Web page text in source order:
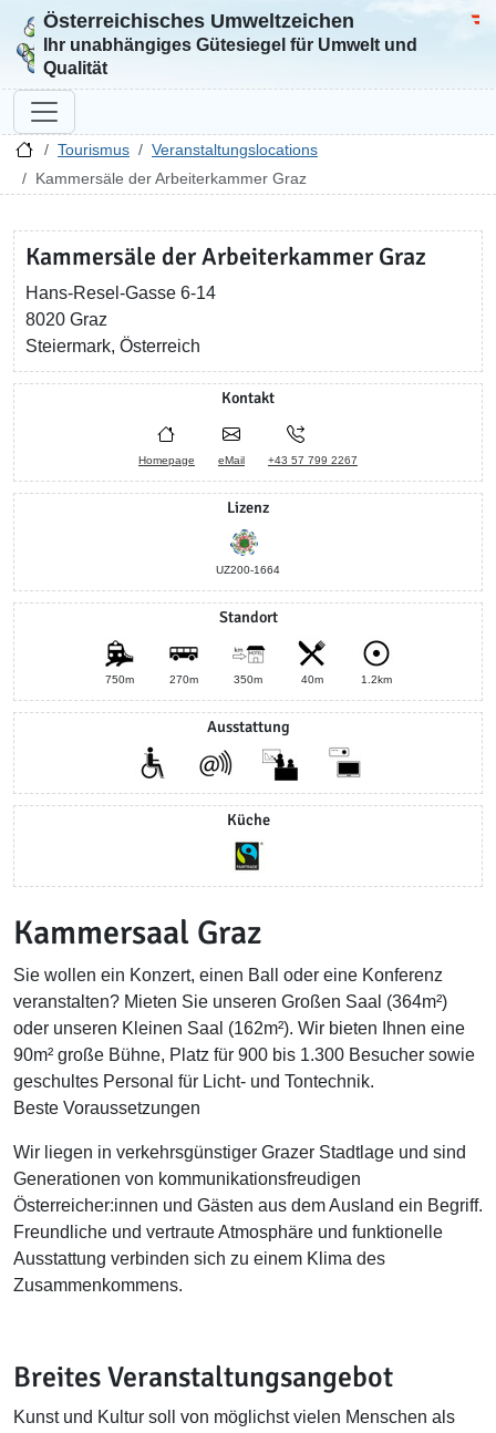
Zur Startseite
Österreichisches Umweltzeichen
Ihr unabhängiges Gütesiegel für Umwelt und
Qualität
Tourismus
Veranstaltungslocations
Kammersäle der Arbeiterkammer Graz
Kammersäle der Arbeiterkammer Graz
Hans-Resel-Gasse 6-14
8020 Graz
Steiermark, Österreich
Kontakt
Homepage eMail +43 57 799 2267
Lizenz
UZ200-1664
Standort
750m 270m 350m 40m 1.2km
Ausstattung
Küche
Kammersaal Graz
Sie wollen ein Konzert, einen Ball oder eine Konferenz
veranstalten? Mieten Sie unseren Großen Saal (364m²)
oder unseren Kleinen Saal (162m²). Wir bieten Ihnen eine
90m² große Bühne, Platz für 900 bis 1.300 Besucher sowie
geschultes Personal für Licht- und Tontechnik.
Beste Voraussetzungen
Wir liegen in verkehrsgünstiger Grazer Stadtlage und sind
Generationen von kommunikationsfreudigen
Österreicher:innen und Gästen aus dem Ausland ein Begriff.
Freundliche und vertraute Atmosphäre und funktionelle
Ausstattung verbinden sich zu einem Klima des
Zusammenkommens.
Breites Veranstaltungsangebot
Kunst und Kultur soll von möglichst vielen Menschen als